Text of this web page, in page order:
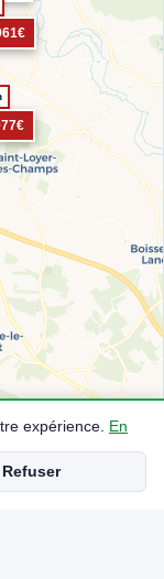
expérience.
En
Refuser